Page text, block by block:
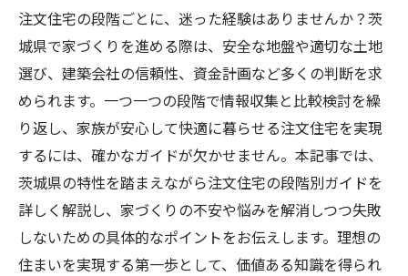
注文住宅の段階ごとに、迷った経験はありませんか？茨
城県で家づくりを進める際は、安全な地盤や適切な土地
選び、建築会社の信頼性、資金計画など多くの判断を求
められます。一つ一つの段階で情報収集と比較検討を繰
り返し、家族が安心して快適に暮らせる注文住宅を実現
するには、確かなガイドが欠かせません。本記事では、
茨城県の特性を踏まえながら注文住宅の段階別ガイドを
詳しく解説し、家づくりの不安や悩みを解消しつつ失敗
しないための具体的なポイントをお伝えします。理想の
住まいを実現する第一歩として、価値ある知識を得られ